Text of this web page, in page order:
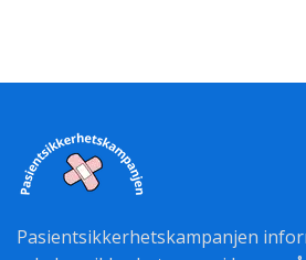
Pasientsikkerhetskampanjen